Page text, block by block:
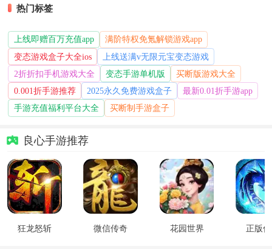
热门标签
上线即赠百万充值app
满阶特权免氪解锁游戏app
变态游戏盒子大全ios
上线送满v无限元宝变态游戏
2折折扣手机游戏大全
变态手游单机版
买断版游戏大全
0.001折手游推荐
2025永久免费游戏盒子
最新0.01折手游app
手游充值福利平台大全
买断制手游盒子
良心手游推荐
狂龙怒斩 微信传奇 花园世界 正版